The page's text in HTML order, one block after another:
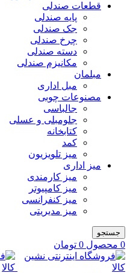
قطعات صندلی
پایه صندلی
جک صندلی
چرخ صندلی
دسته صندلی
مکانیزم صندلی
مبلمان
مبل اداری
مصنوعات چوبی
جالباسی
جلومبلی و عسلی
کتابخانه
کمد
میز تلویزیون
میز اداری
میز کارمندی
میز کامپیوتر
میز کنفرانسی
میز مدیریتی
جستجو
0 محصول 0 تومان